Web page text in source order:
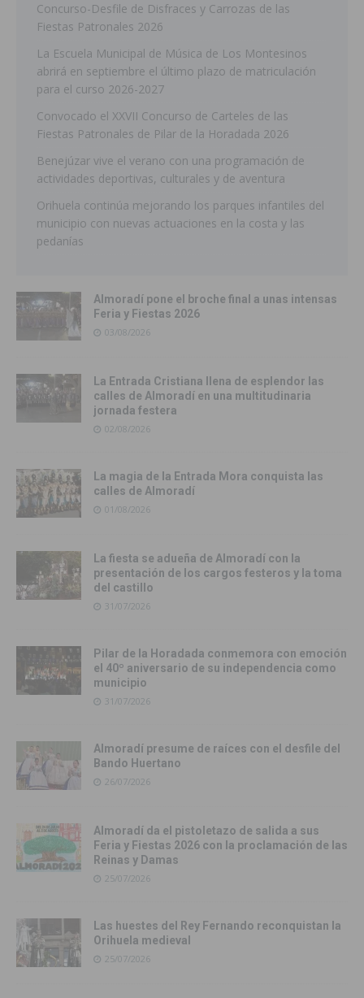
Concurso-Desfile de Disfraces y Carrozas de las
Fiestas Patronales 2026
La Escuela Municipal de Música de Los Montesinos
abrirá en septiembre el último plazo de matriculación
para el curso 2026-2027
Convocado el XXVII Concurso de Carteles de las
Fiestas Patronales de Pilar de la Horadada 2026
Benejúzar vive el verano con una programación de
actividades deportivas, culturales y de aventura
Orihuela continúa mejorando los parques infantiles del
municipio con nuevas actuaciones en la costa y las
pedanías
Almoradí pone el broche final a unas intensas
Feria y Fiestas 2026
03/08/2026
La Entrada Cristiana llena de esplendor las
calles de Almoradí en una multitudinaria
jornada festera
02/08/2026
La magia de la Entrada Mora conquista las
calles de Almoradí
01/08/2026
La fiesta se adueña de Almoradí con la
presentación de los cargos festeros y la toma
del castillo
31/07/2026
Pilar de la Horadada conmemora con emoción
el 40º aniversario de su independencia como
municipio
31/07/2026
Almoradí presume de raíces con el desfile del
Bando Huertano
26/07/2026
Almoradí da el pistoletazo de salida a sus
Feria y Fiestas 2026 con la proclamación de las
Reinas y Damas
25/07/2026
Las huestes del Rey Fernando reconquistan la
Orihuela medieval
25/07/2026